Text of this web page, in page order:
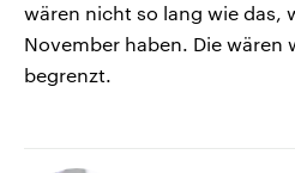
wären nicht so lang wie das,
November haben. Die wären
begrenzt.